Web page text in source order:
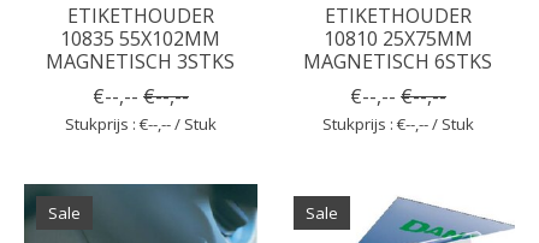
ETIKETHOUDER
10835 55X102MM
MAGNETISCH 3STKS
€--,-- €--,--
Stukprijs : €--,-- / Stuk
ETIKETHOUDER
10810 25X75MM
MAGNETISCH 6STKS
€--,-- €--,--
Stukprijs : €--,-- / Stuk
Sale Sale